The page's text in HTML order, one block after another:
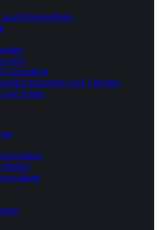
und Körperpflege:
Gesundheit
und Vitamine
und Spiele
Modul